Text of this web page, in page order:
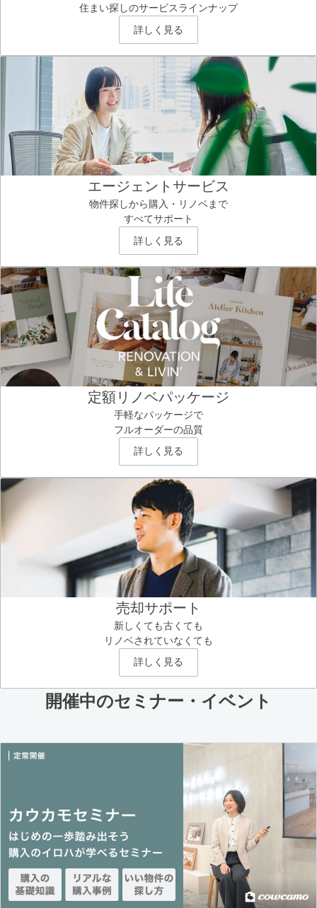
住まい探しのサービスラインナップ
詳しく見る
エージェントサービス
物件探しから購入・リノベまで
すべてサポート
詳しく見る
定額リノベパッケージ
手軽なパッケージで
フルオーダーの品質
詳しく見る
売却サポート
新しくても古くても
リノベされていなくても
詳しく見る
開催中のセミナー・イベント